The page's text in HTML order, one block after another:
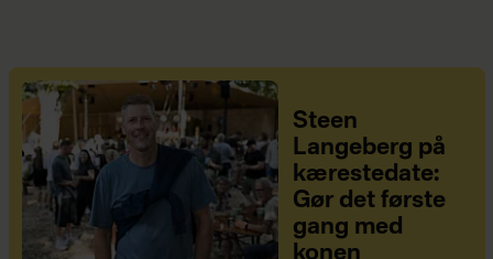
Steen
Langeberg på
kærestedate:
Gør det første
gang med